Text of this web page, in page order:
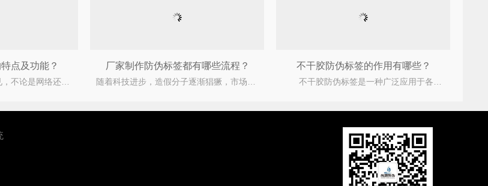
点及功能？
二维码如今已经随处可见，不论是网络还是日常生活中都便利了我们的生活。随着二维码的盛行，许多行业
厂家制作防伪标签都有哪些流程？
随着科技进步，造假分子逐渐猖獗，市场上的假货愈加泛滥。许多防伪公司都在使用防伪标签来保护商品。
不干胶防伪标签的作用有哪些？
不干胶防伪标签是一种广泛应用于各行业的防伪解决方案，它结合多种防伪技术，旨在保护品牌形象，确